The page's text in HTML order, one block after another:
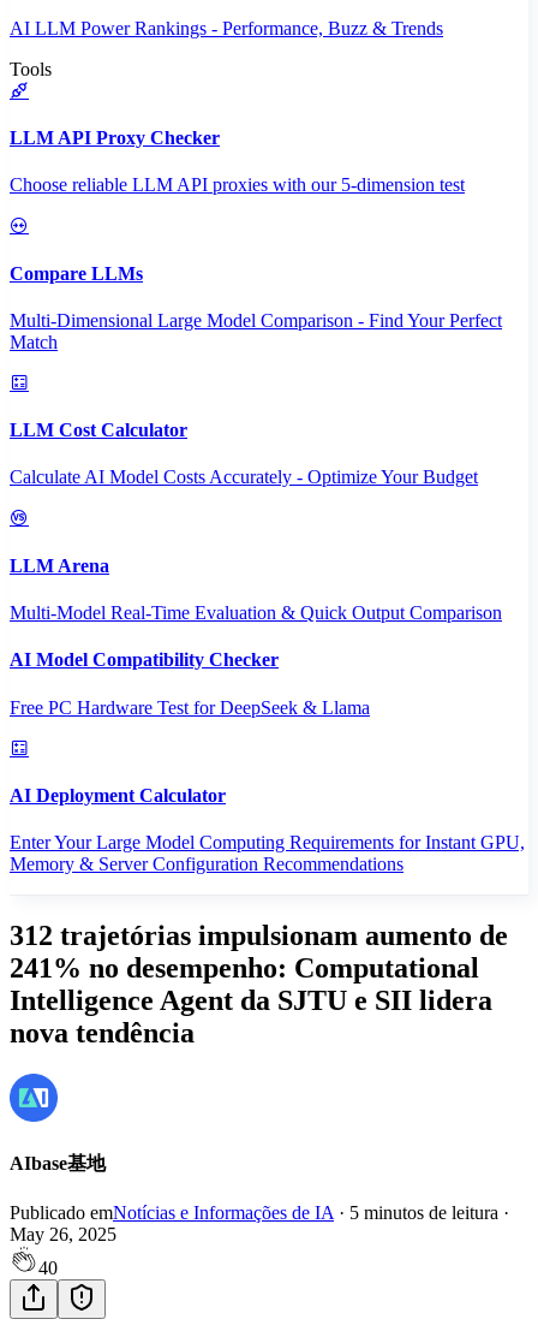
AI LLM Power Rankings - Performance, Buzz & Trends
Tools
LLM API Proxy Checker
Choose reliable LLM API proxies with our 5-dimension test
Compare LLMs
Multi-Dimensional Large Model Comparison - Find Your Perfect
Match
LLM Cost Calculator
Calculate AI Model Costs Accurately - Optimize Your Budget
LLM Arena
Multi-Model Real-Time Evaluation & Quick Output Comparison
AI Model Compatibility Checker
Free PC Hardware Test for DeepSeek & Llama
AI Deployment Calculator
Enter Your Large Model Computing Requirements for Instant GPU,
Memory & Server Configuration Recommendations
312 trajetórias impulsionam aumento de
241% no desempenho: Computational
Intelligence Agent da SJTU e SII lidera
nova tendência
AIbase基地
Publicado emNotícias e Informações de IA · 5 minutos de leitura ·
May 26, 2025
40